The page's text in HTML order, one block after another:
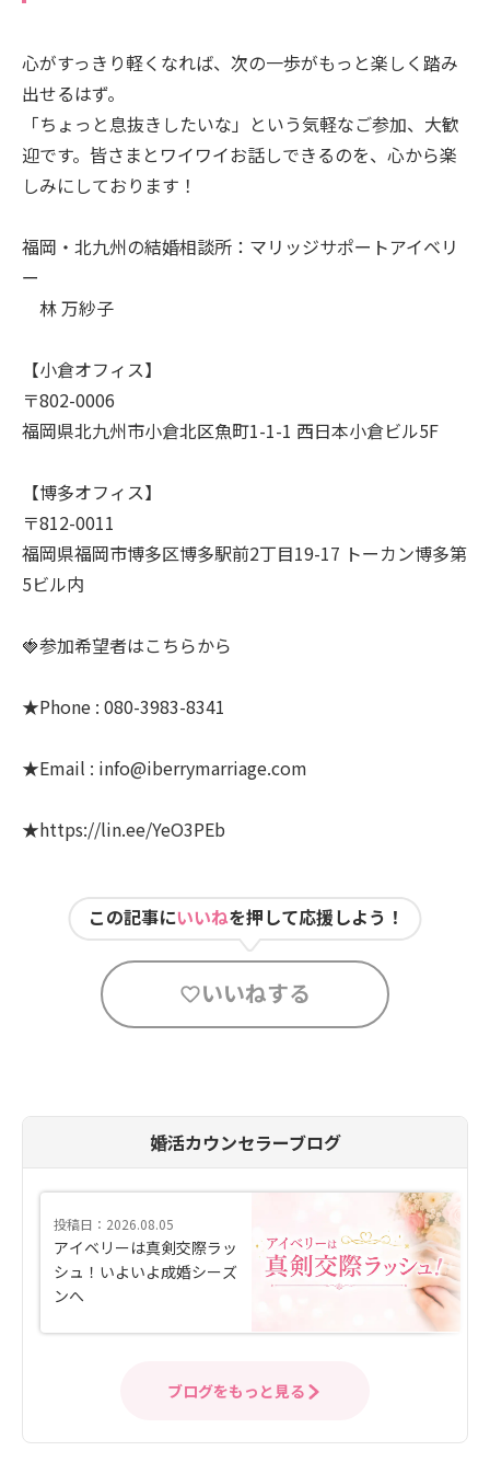
心がすっきり軽くなれば、次の一歩がもっと楽しく踏み
出せるはず。
「ちょっと息抜きしたいな」という気軽なご参加、大歓
迎です。皆さまとワイワイお話しできるのを、心から楽
しみにしております！
福岡・北九州の結婚相談所：マリッジサポートアイベリ
ー
林 万紗子
【小倉オフィス】
〒802-0006
福岡県北九州市小倉北区魚町1-1-1 西日本小倉ビル5F
【博多オフィス】
〒812-0011
福岡県福岡市博多区博多駅前2丁目19-17 トーカン博多第
5ビル内
🍓参加希望者はこちらから
★Phone : 080-3983-8341
★Email : info@iberrymarriage.com
★https://lin.ee/YeO3PEb
この記事にいいねを押して応援しよう！
いいねする
婚活カウンセラーブログ
投稿日：2026.08.05
アイベリーは真剣交際ラッ
シュ！いよいよ成婚シーズ
ンへ
ブログをもっと見る